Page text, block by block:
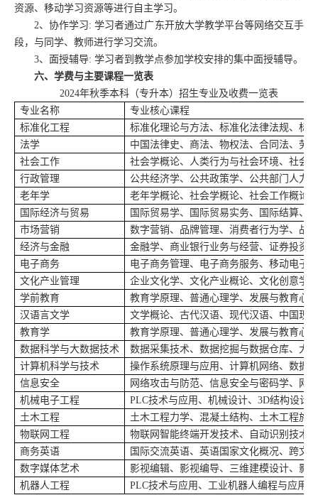
资源、移动学习资源等进行自主学习。
2、协作学习:学习者通过广东开放大学教学平台等网络交互手
段，与同学、教师进行学习交流。
3、面授辅导: 学习者到教学点参加学校安排的集中面授辅导。
六、学费与主要课程一览表
2024年秋季本科（专升本）招生专业及收费一览表
专业名称
专业核心课程
标准化工程
标准化理论与方法、标准化法律法规、标
法学
中国法律史、商法、物权法、合同法、劳
社会工作
社会学概论、人类行为与社会环境、社会
行政管理
公共经济学、公共政策学、公共部门人力
老年学
老年学概论、社会学概论、社会工作概论
国际经济与贸易
国际贸易学、国际贸易实务、国际结算、
市场营销
数字营销、品牌管理、消费者行为学、战
经济与金融
金融学、商业银行业务与经营、证券投资
电子商务
电子商务管理、电子商务服务、移动电子
文化产业管理
企业文化学、文化产业概论、文化创意学
学前教育
教育学原理、普通心理学、发展与教育心
汉语言文学
文学概论、古代汉语、现代汉语、中国现
教育学
教育学原理、普通心理学、发展与教育心
数据科学与大数据技术
数据采集技术、数据挖掘与数据仓库、大
计算机科学与技术
操作系统原理与应用、计算机网络、数据
信息安全
网络攻击与防范、信息安全与密码学、网
机械电子工程
PLC技术与应用、机械设计、 3D结构设计
土木工程
土木工程力学、混凝土结构、土木工程施
物联网工程
物联网智能终端开发技术、自动识别技术
商务英语
国际交流英语、英语国家文化概况、跨文
数字媒体艺术
影视编辑、影视编导、三维建模设计、影
机器人工程
PLC技术与应用、工业机器人编程与应用